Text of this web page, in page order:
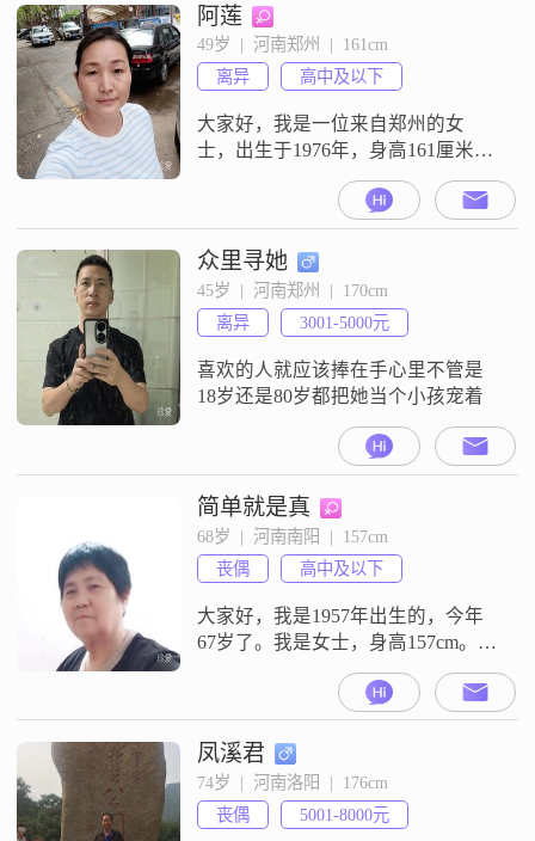
阿莲
49岁  |  河南郑州  |  161cm
离异
高中及以下
大家好，我是一位来自郑州的女
士，出生于1976年，身高161厘米。
我的月收入在3001到5000元之间，
目前从事一份稳定的工作。虽然我
的学历是高中及以下，但我一直保
持着积极向上的生活态度，努力工
作，不断提升自己。我性格开朗，
总是爱笑，喜欢用乐观的心态面对
生活中的各种挑战。真诚可靠是我
对待朋友和家人的基本原则，我始
终相信
众里寻她
45岁  |  河南郑州  |  170cm
离异
3001-5000元
喜欢的人就应该捧在手心里不管是
18岁还是80岁都把她当个小孩宠着
简单就是真
68岁  |  河南南阳  |  157cm
丧偶
高中及以下
大家好，我是1957年出生的，今年
67岁了。我是女士，身高157cm。我
的学历是高中及以下，现在在南阳
工作生活。我的月收入在3000元以
下。我是一个独立自信的人，平时
性格温柔体贴，也比较善解人意。
我这个人随和，很容易相处。我现
在追求的是简单幸福的生活，家庭
对我来说是最优先的。我很热爱生
凤溪君
74岁  |  河南洛阳  |  176cm
丧偶
5001-8000元